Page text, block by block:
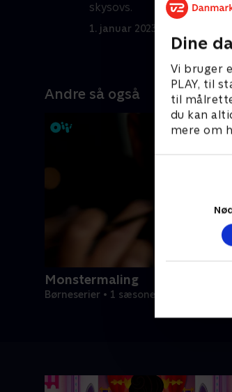
Dine
Vi bruger
PLAY, til
til
du kan
mere om
skysovs.
1. januar 2023 • 21 min
Andre så også
Monstermaling
Børneserier • 1 sæsoner